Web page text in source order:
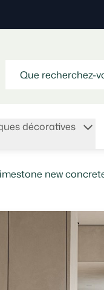
décoratives
Limestone new